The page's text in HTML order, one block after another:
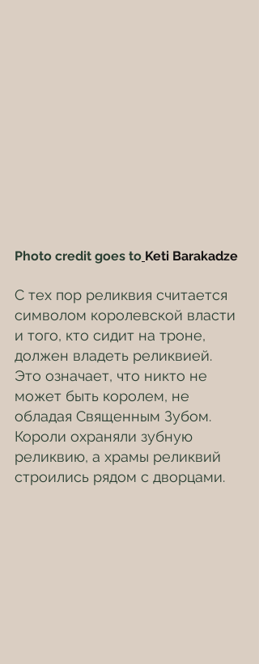
Photo credit goes to Keti Barakadze
С тех пор реликвия считается
символом королевской власти
и того, кто сидит на троне,
должен владеть реликвией.
Это означает, что никто не
может быть королем, не
обладая Священным Зубом.
Короли охраняли зубную
реликвию, а храмы реликвий
строились рядом с дворцами.